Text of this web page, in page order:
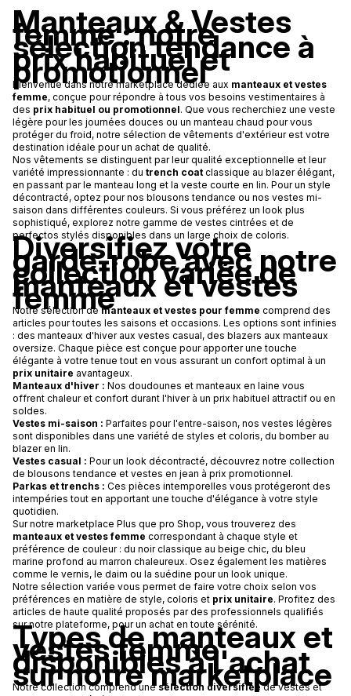
Manteaux & Vestes
femme : notre
sélection tendance à
prix habituel et
promotionnel
Bienvenue dans notre marketplace dédiée aux manteaux et vestes
femme, conçue pour répondre à tous vos besoins vestimentaires à
des prix habituel ou promotionnel. Que vous recherchiez une veste
légère pour les journées douces ou un manteau chaud pour vous
protéger du froid, notre sélection de vêtements d'extérieur est votre
destination idéale pour un achat de qualité.
Nos vêtements se distinguent par leur qualité exceptionnelle et leur
variété impressionnante : du trench coatclassique au blazer élégant,
en passant par le manteau long et la veste courte en lin. Pour un style
décontracté, optez pour nos blousons tendance ou nos vestes mi-
saison dans différentes couleurs. Si vous préférez un look plus
sophistiqué, explorez notre gamme de vestes cintrées et de
perfectos stylés disponibles dans un large choix de coloris.
Diversifiez votre
garde-robe avec notre
collection variée de
manteaux et vestes
femme
Notre sélection demanteaux et vestes pour femme comprend des
articles pour toutes les saisons et occasions. Les options sont infinies
: des manteaux d'hiver aux vestes casual, des blazers aux manteaux
oversize. Chaque pièce est conçue pour apporter une touche
élégante à votre tenue tout en vous assurant un confort optimal à un
prix unitaire avantageux.
Manteaux d'hiver : Nos doudounes et manteaux en laine vous
offrent chaleur et confort durant l'hiver à un prix habituel attractif ou en
soldes.
Vestes mi-saison : Parfaites pour l'entre-saison, nos vestes légères
sont disponibles dans une variété de styles et coloris, du bomber au
blazer en lin.
Vestes casual : Pour un look décontracté, découvrez notre collection
de blousons tendance et vestes en jean à prix promotionnel.
Parkas et trenchs : Ces pièces intemporelles vous protégeront des
intempéries tout en apportant une touche d'élégance à votre style
quotidien.
Sur notre marketplace Plus que pro Shop, vous trouverez des
manteaux et vestes femme correspondant à chaque style et
préférence de couleur : du noir classique au beige chic, du bleu
marine profond au marron chaleureux. Osez également les matières
comme le vernis, le daim ou la suédine pour un look unique.
Notre sélection variée vous permet de faire votre choix selon vos
préférences en matière de style, coloris et prix unitaire. Profitez des
articles de haute qualité proposés par des professionnels qualifiés
sur notre plateforme, pour un achat en toute sérénité.
Types de manteaux et
vestes femme
disponibles à l'achat
sur notre marketplace
Notre collection comprend une sélection diversifiéede vestes et